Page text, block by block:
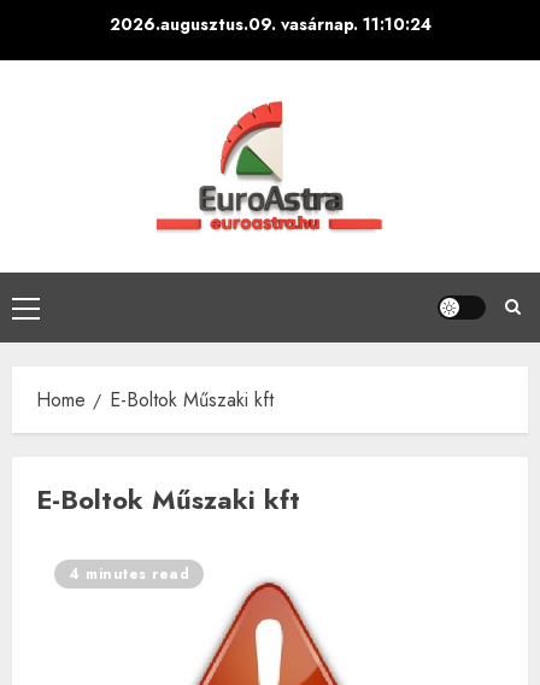
2026.augusztus.09. vasárnap. 11:10:24
Primary
Menu
Home E-Boltok Műszaki kft
E-Boltok Műszaki kft
4 minutes read